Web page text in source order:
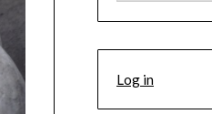
Log in